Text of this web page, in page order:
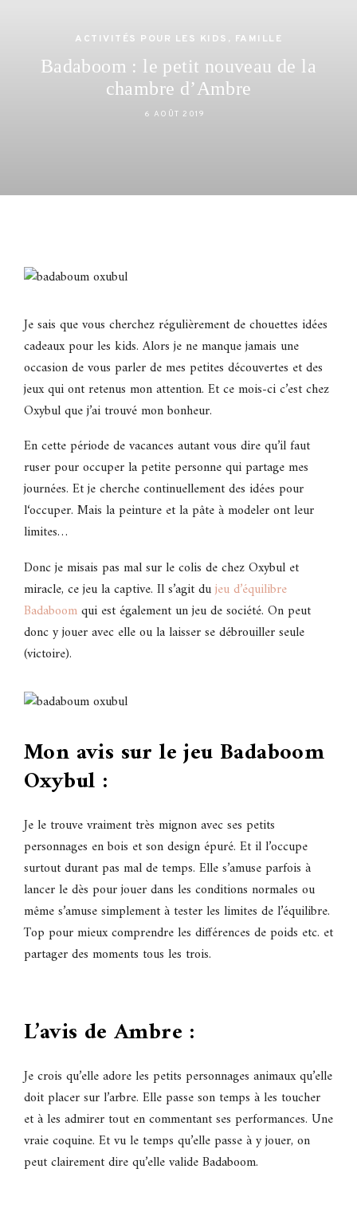
ACTIVITÉS POUR LES KIDS , FAMILLE
Badaboom : le petit nouveau de la
chambre d’Ambre
6 AOÛT 2019
Je sais que vous cherchez régulièrement de chouettes idées
cadeaux pour les kids. Alors je ne manque jamais une
occasion de vous parler de mes petites découvertes et des
jeux qui ont retenus mon attention. Et ce mois-ci c’est chez
Oxybul que j’ai trouvé mon bonheur.
En cette période de vacances autant vous dire qu’il faut
ruser pour occuper la petite personne qui partage mes
journées. Et je cherche continuellement des idées pour
l‘occuper. Mais la peinture et la pâte à modeler ont leur
limites…
Donc je misais pas mal sur le colis de chez Oxybul et
miracle, ce jeu la captive. Il s’agit dujeu d’équilibre
Badaboomqui est également un jeu de société. On peut
donc y jouer avec elle ou la laisser se débrouiller seule
(victoire).
Mon avis sur le jeu Badaboom
Oxybul :
Je le trouve vraiment très mignon avec ses petits
personnages en bois et son design épuré. Et il l’occupe
surtout durant pas mal de temps. Elle s’amuse parfois à
lancer le dès pour jouer dans les conditions normales ou
même s’amuse simplement à tester les limites de l’équilibre.
Top pour mieux comprendre les différences de poids etc. et
partager des moments tous les trois.
L’avis de Ambre :
Je crois qu’elle adore les petits personnages animaux qu’elle
doit placer sur l’arbre. Elle passe son temps à les toucher
et à les admirer tout en commentant ses performances. Une
vraie coquine. Et vu le temps qu’elle passe à y jouer, on
peut clairement dire qu’elle valide Badaboom.